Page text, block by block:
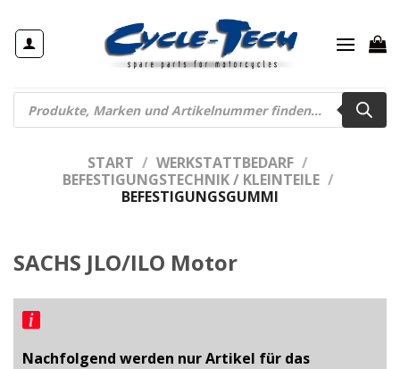
Inhalt
springen
Products
search
START / WERKSTATTBEDARF /
BEFESTIGUNGSTECHNIK / KLEINTEILE /
BEFESTIGUNGSGUMMI
SACHS JLO/ILO Motor
Nachfolgend werden nur Artikel für das